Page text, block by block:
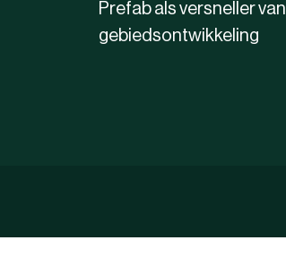
Prefab als versneller van
gebiedsontwikkeling